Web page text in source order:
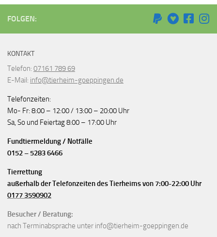
FOLGEN:
KONTAKT
Telefon: 07161 789 69
E-Mail: info@tierheim-goeppingen.de
Telefonzeiten:
Mo- Fr: 8:00 – 12:00 / 13:00 – 20:00 Uhr
Sa, So und Feiertag 8:00 – 17:00 Uhr
Fundtiermeldung / Notfälle
0152 – 5283 6466
Tierrettung
außerhalb der Telefonzeiten des Tierheims von 7:00-22:00 Uhr
0177 3590902
Besucher / Beratung:
nach Terminabsprache unter info@tierheim-goeppingen.de